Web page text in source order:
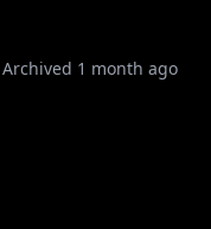
Archived 1 month ago